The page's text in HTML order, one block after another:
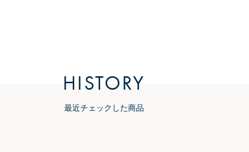
HISTORY
最近チェックした商品